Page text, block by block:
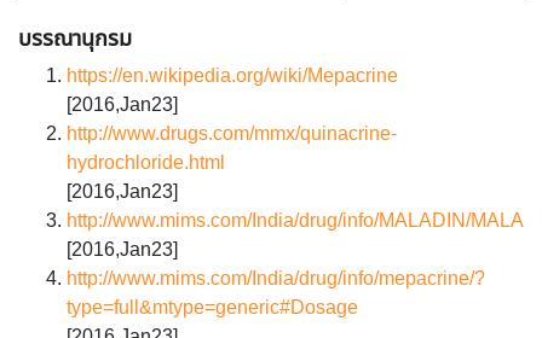
บรรณานุกรม
https://en.wikipedia.org/wiki/Mepacrine
[2016,Jan23]
http://www.drugs.com/mmx/quinacrine-
hydrochloride.html
[2016,Jan23]
http://www.mims.com/India/drug/info/MALADIN/
[2016,Jan23]
http://www.mims.com/India/drug/info/mepacrine/?
type=full&mtype=generic#Dosage